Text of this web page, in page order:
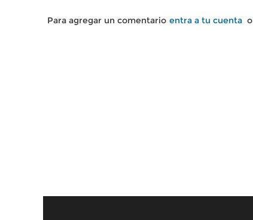
Para agregar un comentario entra a tu cuenta o